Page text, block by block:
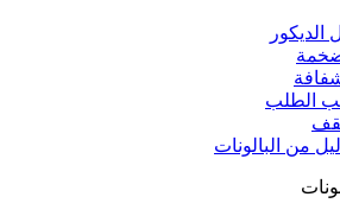
الديكور
الطلب
من البالونات